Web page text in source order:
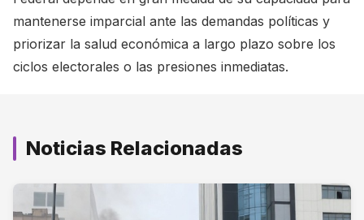
mantenerse imparcial ante las demandas políticas y
priorizar la salud económica a largo plazo sobre los
ciclos electorales o las presiones inmediatas.
Noticias Relacionadas